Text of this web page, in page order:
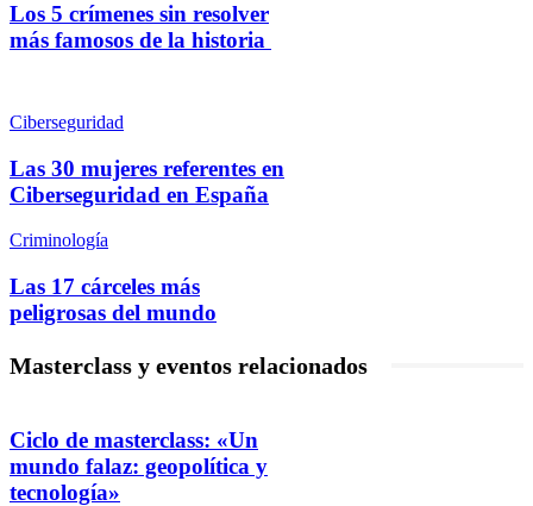
Los 5 crímenes sin resolver
más famosos de la historia
Ciberseguridad
Las 30 mujeres referentes en
Ciberseguridad en España
Criminología
Las 17 cárceles más
peligrosas del mundo
Masterclass y eventos relacionados
Ciclo de masterclass: «Un
mundo falaz: geopolítica y
tecnología»